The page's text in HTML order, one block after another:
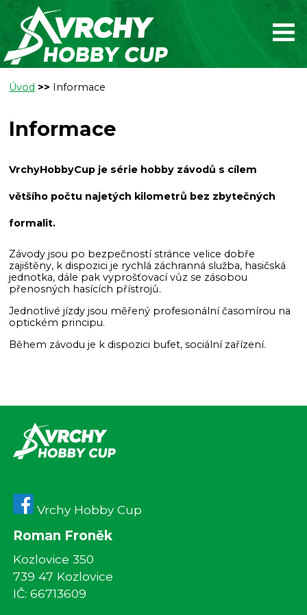
Úvod >> Informace
Informace
VrchyHobbyCup je série hobby závodů s cílem
většího počtu najetých kilometrů bez zbytečných
formalit.
Závody jsou po bezpečností stránce velice dobře
zajištěny, k dispozici je rychlá záchranná služba, hasičská
jednotka, dále pak vyprošťovací vůz se zásobou
přenosných hasících přístrojů.
Jednotlivé jízdy jsou měřený profesionální časomírou na
optickém principu.
Během závodu je k dispozici bufet, sociální zařízení.
Vrchy Hobby Cup
Roman Froněk
Kozlovice 350
739 47 Kozlovice
IČ: 66713609